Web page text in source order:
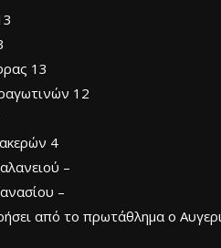
13
12
4
–
–
από το πρωτάθλημα ο